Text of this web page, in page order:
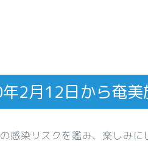
2月12日から奄美
感染リスクを鑑み、楽しみ